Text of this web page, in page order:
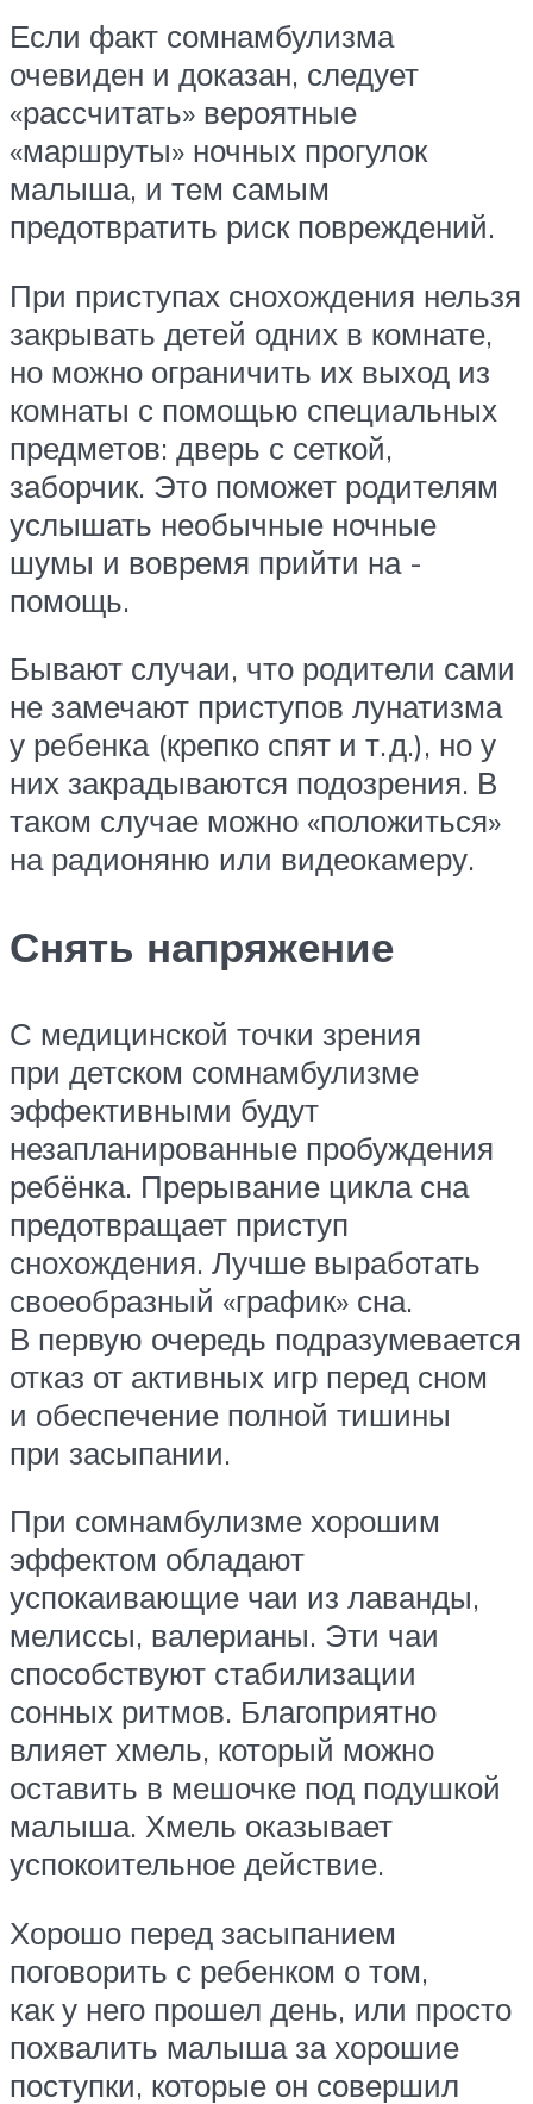
Если факт сомнамбулизма
очевиден и доказан, следует
«рассчитать» вероятные
«маршруты» ночных прогулок
малыша, и тем самым
предотвратить риск ­повреждений.
При приступах снохождения нельзя
закрывать детей одних в комнате,
но можно ограничить их выход из
комнаты с помощью специальных
предметов: дверь с сеткой,
заборчик. Это поможет родителям
услышать необычные ночные
шумы и вовремя прийти на ­
помощь.
Бывают случаи, что родители сами
не замечают приступов лунатизма
у ребенка (крепко спят и т. д.), но у
них закрадываются подозрения. В
таком случае можно «положиться»
на радионяню или ­видеокамеру.
Снять напряжение
С медицинской точки зрения
при детском сомнамбулизме
эффективными будут
незапланированные пробуждения
ребёнка. Прерывание цикла сна
предотвращает приступ
снохождения. Лучше выработать
своеобразный «график» сна.
В первую очередь подразумевается
отказ от активных игр перед сном
и обеспечение полной тишины
при ­засыпании.
При сомнамбулизме хорошим
эффектом обладают
успокаивающие чаи из лаванды,
мелиссы, валерианы. Эти чаи
способствуют стабилизации
сонных ритмов. Благоприятно
влияет хмель, который можно
оставить в мешочке под подушкой
малыша. Хмель оказывает
успокоительное ­действие.
Хорошо перед засыпанием
поговорить с ребенком о том,
как у него прошел день, или просто
похвалить малыша за хорошие
поступки, которые он совершил